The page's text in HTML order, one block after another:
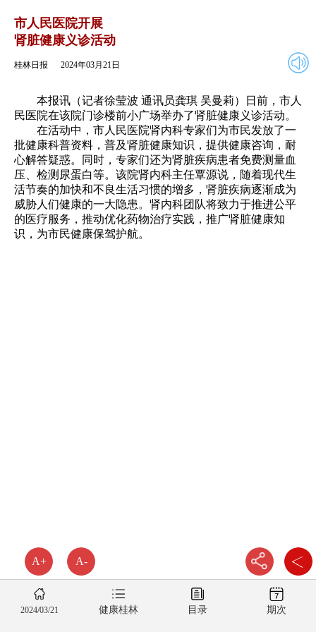
A+ A-
市人民医院开展
肾脏健康义诊活动
桂林日报 2024年03月21日
本报讯（记者徐莹波 通讯员龚琪 吴曼莉）日前，市人
民医院在该院门诊楼前小广场举办了肾脏健康义诊活动。
在活动中，市人民医院肾内科专家们为市民发放了一
批健康科普资料，普及肾脏健康知识，提供健康咨询，耐
心解答疑惑。同时，专家们还为肾脏疾病患者免费测量血
压、检测尿蛋白等。该院肾内科主任覃源说，随着现代生
活节奏的加快和不良生活习惯的增多，肾脏疾病逐渐成为
威胁人们健康的一大隐患。肾内科团队将致力于推进公平
的医疗服务，推动优化药物治疗实践，推广肾脏健康知
识，为市民健康保驾护航。
2024/03/21 健康桂林 目录 期次